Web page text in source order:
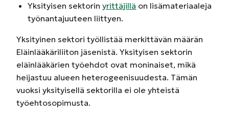
Yksityisen sektorinyrittäjillä on lisämateriaaleja
työnantajuuteen liittyen.
Yksityinen sektori työllistää merkittävän määrän
Eläinlääkäriliiton jäsenistä. Yksityisen sektorin
eläinlääkärien työehdot ovat moninaiset, mikä
heijastuu alueen heterogeenisuudesta. Tämän
vuoksi yksityisellä sektorilla ei ole yhteistä
työehtosopimusta.